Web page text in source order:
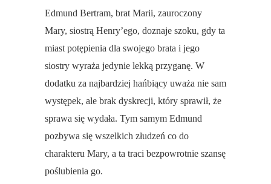
Edmund Bertram, brat Marii, zauroczony
Mary, siostrą Henry’ego, doznaje szoku, gdy ta
miast potępienia dla swojego brata i jego
siostry wyraża jedynie lekką przyganę. W
dodatku za najbardziej hańbiący uważa nie sam
występek, ale brak dyskrecji, który sprawił, że
sprawa się wydała. Tym samym Edmund
pozbywa się wszelkich złudzeń co do
charakteru Mary, a ta traci bezpowrotnie szansę
poślubienia go.